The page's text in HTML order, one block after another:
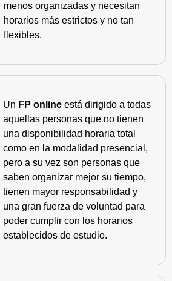
menos organizadas y necesitan
horarios más estrictos y no tan
flexibles.
Un FP online está dirigido a todas
aquellas personas que no tienen
una disponibilidad horaria total
como en la modalidad presencial,
pero a su vez son personas que
saben organizar mejor su tiempo,
tienen mayor responsabilidad y
una gran fuerza de voluntad para
poder cumplir con los horarios
establecidos de estudio.